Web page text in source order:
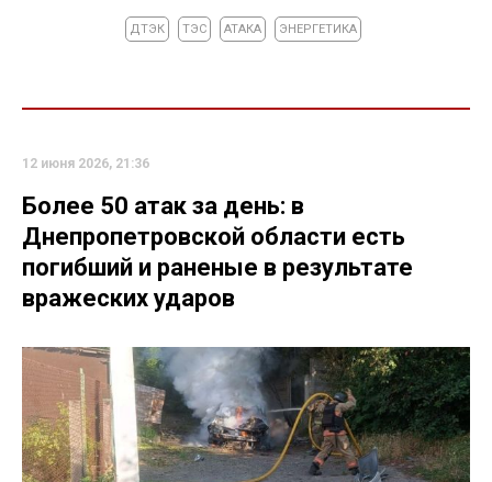
ДТЭК ТЭС АТАКА ЭНЕРГЕТИКА
12 июня 2026, 21:36
Более 50 атак за день: в
Днепропетровской области есть
погибший и раненые в результате
вражеских ударов